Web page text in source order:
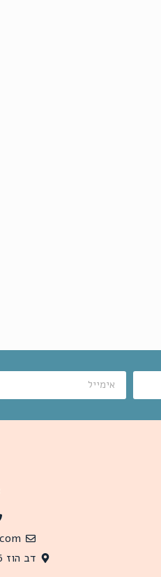
דב הוז 26 תל אביב, 6341619 ישראל